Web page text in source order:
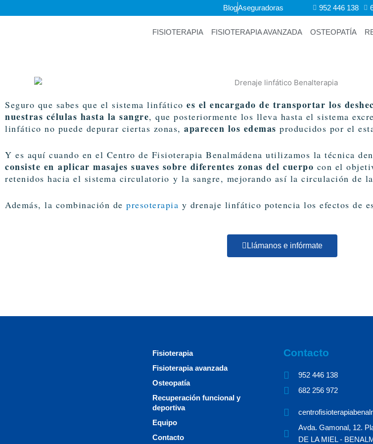
al
BlogAseguradoras 952 446 138
FISIOTERAPIA FISIOTERAPIA AVANZADA OSTEOPATÍA
Seguro que sabes que el sistema linfático es el encargado de transportar los
nuestras células hasta la sangre, que posteriormente los lleva hasta el sistema
linfático no puede depurar ciertas zonas, aparecen los edemas producidos por el
Y es aquí cuando en el Centro de Fisioterapia Benalmádena utilizamos la técnica
consiste en aplicar masajes suaves sobre diferentes zonas del cuerpo con el
retenidos hacia el sistema circulatorio y la sangre, mejorando así la circulación de
Además, la combinación de presoterapia y drenaje linfático potencia los efectos de
Llámanos e infórmate
Fisioterapia
Fisioterapia avanzada
Osteopatía
Recuperación funcional y
deportiva
Equipo
Contacto
Contacto
952 446 138​ ​
682 256 972 ​
Avda. Gamonal, 12.
DE LA MIEL -